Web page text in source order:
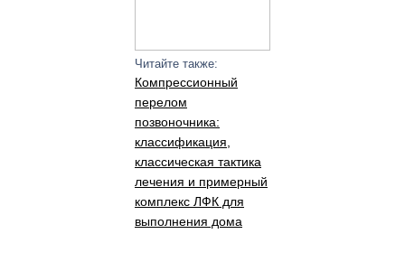
Читайте также:
Компрессионный
перелом
позвоночника:
классификация,
классическая тактика
лечения и примерный
комплекс ЛФК для
выполнения дома